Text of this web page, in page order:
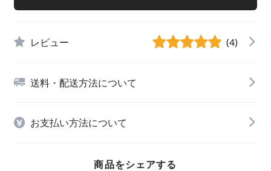
レビュー (4)
送料・配送方法について
お支払い方法について
商品をシェアする